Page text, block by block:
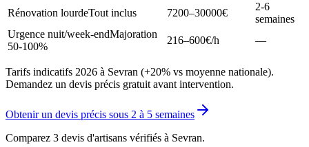
Rénovation lourdeTout inclus 7200–30000€
2-6
semaines
Urgence nuit/week-endMajoration
50-100%
216–600€/h —
Tarifs indicatifs 2026 à Sevran (+20% vs moyenne nationale).
Demandez un devis précis gratuit avant intervention.
Obtenir un devis précis sous 2 à 5 semaines
Comparez 3 devis d'artisans vérifiés à Sevran.